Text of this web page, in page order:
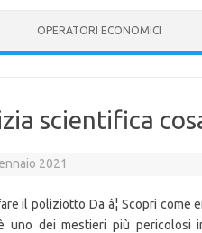
OPERATORI ECONOMICI
scientifica
2021
il poliziotto Da â¦ Scopri come
uno dei mestieri più pericolosi